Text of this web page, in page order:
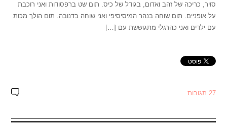
סויר, כריכה של זהב ואדום, בגודל של כיס. תום שט ברפסודות ואני רוכבת
על אופניים. תום שוחה בנהר המיסיסיפי ואני שוחה בדנובה. תום הולך מכות
עם ילדים ואני כהרגלי מתגוששת עם […]
27 תגובות